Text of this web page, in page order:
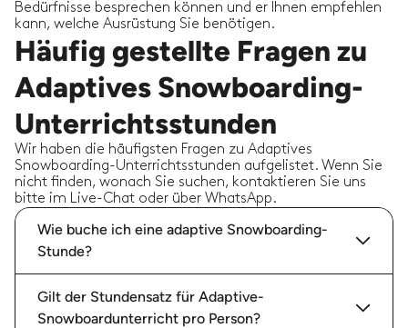
Bedürfnisse besprechen können und er Ihnen empfehlen
kann, welche Ausrüstung Sie benötigen.
Häufig gestellte Fragen zu
Adaptives Snowboarding-
Unterrichtsstunden
Wir haben die häufigsten Fragen zu Adaptives
Snowboarding-Unterrichtsstunden aufgelistet. Wenn Sie
nicht finden, wonach Sie suchen, kontaktieren Sie uns
bitte im Live-Chat oder über WhatsApp.
Wie buche ich eine adaptive Snowboarding-
Stunde?
Gilt der Stundensatz für Adaptive-
Snowboardunterricht pro Person?